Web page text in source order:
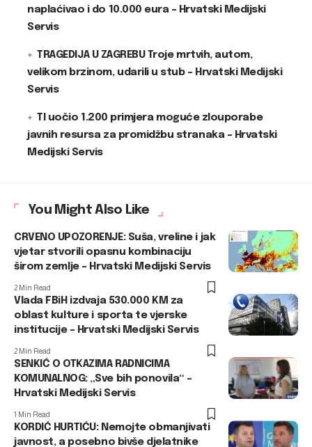
naplaćivao i do 10.000 eura – Hrvatski Medijski
Servis
TRAGEDIJA U ZAGREBU Troje mrtvih, autom,
velikom brzinom, udarili u stub – Hrvatski Medijski
Servis
TI uočio 1.200 primjera moguće zlouporabe
javnih resursa za promidžbu stranaka – Hrvatski
Medijski Servis
You Might Also Like
CRVENO UPOZORENJE: Suša, vreline i jak
vjetar stvorili opasnu kombinaciju
širom zemlje – Hrvatski Medijski Servis
2 Min Read
Vlada FBiH izdvaja 530.000 KM za
oblast kulture i sporta te vjerske
institucije – Hrvatski Medijski Servis
2 Min Read
SENKIĆ O OTKAZIMA RADNICIMA
KOMUNALNOG: „Sve bih ponovila“ –
Hrvatski Medijski Servis
1 Min Read
KORDIĆ HURTIĆU: Nemojte obmanjivati
javnost, a posebno bivše djelatnike